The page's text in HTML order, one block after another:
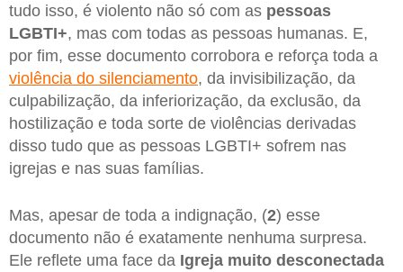
tudo isso, é violento não só com as pessoas
LGBTI+, mas com todas as pessoas humanas. E,
por fim, esse documento corrobora e reforça toda a
violência do silenciamento, da invisibilização, da
culpabilização, da inferiorização, da exclusão, da
hostilização e toda sorte de violências derivadas
disso tudo que as pessoas LGBTI+ sofrem nas
igrejas e nas suas famílias.
Mas, apesar de toda a indignação, (2) esse
documento não é exatamente nenhuma surpresa.
Ele reflete uma face da Igreja muito desconectada